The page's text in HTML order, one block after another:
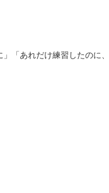
「あれだけ練習したのに